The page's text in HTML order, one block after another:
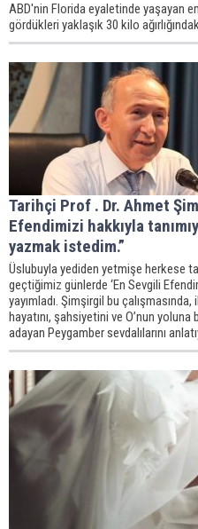
ABD'nin Florida eyaletinde yaşayan
gördükleri yaklaşık 30 kilo
Tarihçi Prof . Dr. Ahmet
Efendimizi hakkıyla
yazmak istedim.”
Üslubuyla yediden yetmişe herkese
geçtiğimiz günlerde ‘En Sevgili
yayımladı. Şimşirgil bu
hayatını, şahsiyetini ve O’nun yoluna
adayan Peygamber sevdalılarını